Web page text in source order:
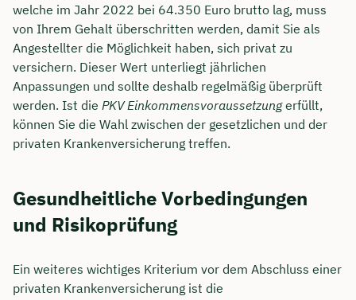
welche im Jahr 2022 bei 64.350 Euro brutto lag, muss
von Ihrem Gehalt überschritten werden, damit Sie als
Angestellter die Möglichkeit haben, sich privat zu
versichern. Dieser Wert unterliegt jährlichen
Anpassungen und sollte deshalb regelmäßig überprüft
werden. Ist die PKV Einkommensvoraussetzungerfüllt,
können Sie die Wahl zwischen der gesetzlichen und der
privaten Krankenversicherung treffen.
Gesundheitliche Vorbedingungen
und Risikoprüfung
Ein weiteres wichtiges Kriterium vor dem Abschluss einer
privaten Krankenversicherung ist die